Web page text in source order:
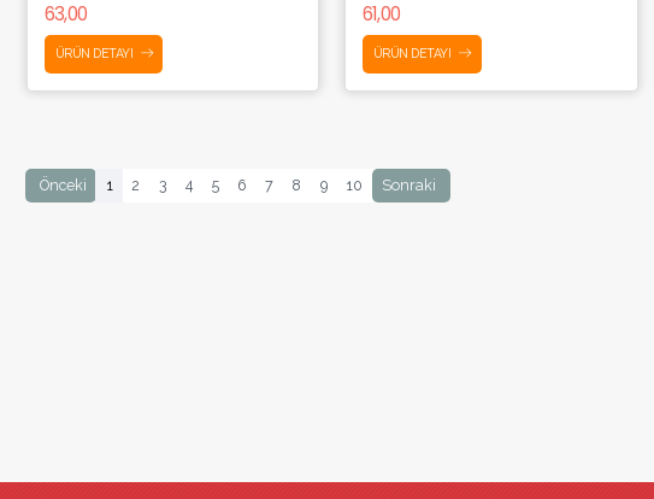
63,00
ÜRÜN DETAYI
61,00
ÜRÜN DETAYI
Önceki 1 2 3 4 5 6 7 8 9 10 Sonraki